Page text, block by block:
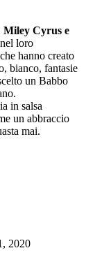
Miley Cyrus e
loro
hanno creato
bianco, fantasie
un Babbo
in salsa
un abbraccio
mai.
2020